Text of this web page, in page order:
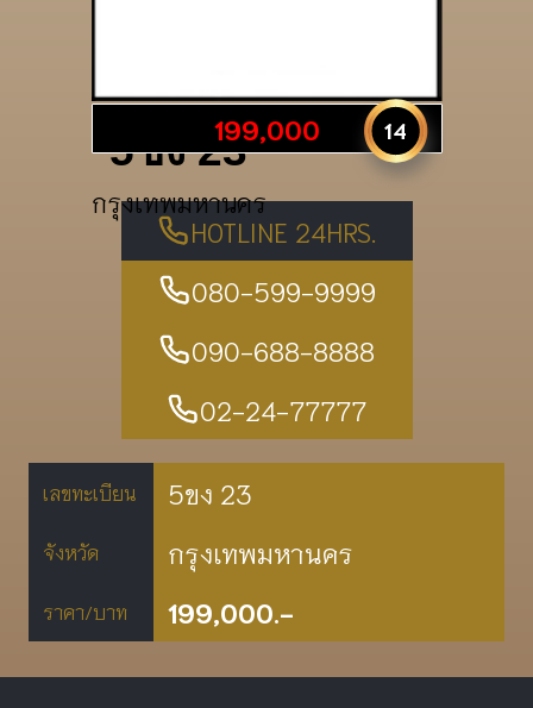
5ขง 23
กรุงเทพมหานคร
199,000 14
HOTLINE 24HRS.
080-599-9999
090-688-8888
02-24-77777
เลขทะเบียน 5ขง 23
จังหวัด กรุงเทพมหานคร
ราคา/บาท 199,000.-